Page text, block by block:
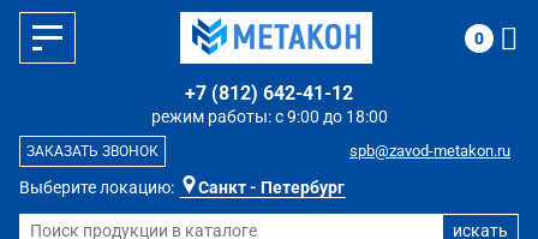
Выберите локацию: Санкт - Петербург
режим работы: с 9:00 до 18:00
+7 (812) 642-41-12
spb@zavod-metakon.ru
ЗАКАЗАТЬ ЗВОНОК
0